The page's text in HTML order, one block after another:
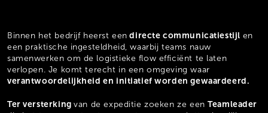
Binnen het bedrijf heerst een directe communicatiestijl en
een praktische ingesteldheid, waarbij teams nauw
samenwerken om de logistieke flow efficiënt te laten
verlopen. Je komt terecht in een omgeving waar
verantwoordelijkheid en initiatief worden gewaardeerd.
Ter versterkingvan de expeditie zoeken ze eenTeamleader